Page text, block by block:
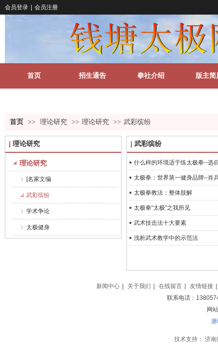
会员登录 会员注册
首页 招生通告 拳社介绍 版主简
首页 >> 理论研究 >> 理论研究 >> 武彩缤纷
理论研究
理论研究
[名家文编
武彩缤纷
学术争论
太极健身
武彩缤纷
什么样的环境适于练太极拳--选
太极拳：世界第一健身品牌--肖
太极拳教法：整体肢解
太极拳“太极”之我所见
武术技击法十大要素
浅析武术教学中的示范法
新闻中心 关于我们 在线留言 友情链接
联系电话：
网
技术支持： 济南